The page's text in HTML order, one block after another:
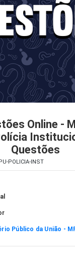
Online -
Questões
POLICIA-INST
Público da União -